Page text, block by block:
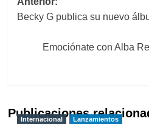
de
entradas
Becky G publica su nuevo
Emociónate con Alba
Publicaciones
Internacional Lanzamientos